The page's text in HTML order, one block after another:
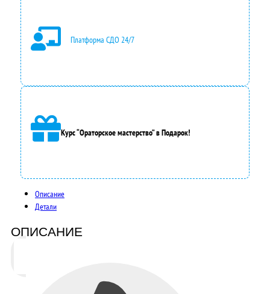
Платформа СДО 24/7
Курс “Ораторское мастерство” в Подарок!
Описание
Детали
ОПИСАНИЕ